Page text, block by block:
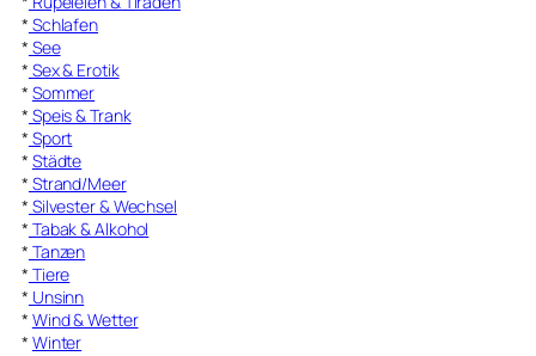
* Schlafen
* See
* Sex & Erotik
* Sommer
* Speis & Trank
* Sport
* Städte
* Strand/Meer
* Silvester & Wechsel
* Tabak & Alkohol
* Tanzen
* Tiere
* Unsinn
* Wind & Wetter
* Winter